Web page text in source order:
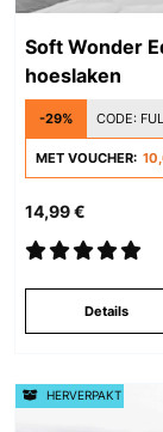
Soft Wonder
hoeslaken
-29% CODE:
MET VOUCHER:
14,99 €
Details
HERVERPAKT